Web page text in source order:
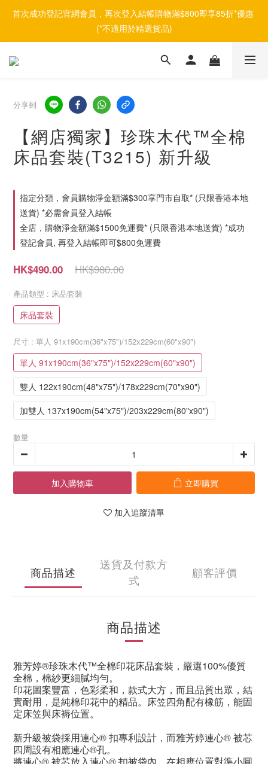
首次成功登記官網會員，再次登入結帳購物滿$800即享85折*優惠
(*不適用於精選貨品)
分享到
【網店獨家】珍珠木代™全棉
床品套裝(T3215) 新升級
指定分類，會員購物淨金額滿$300享門市自取* (只限香港本地
送貨) *必需會員登入結帳
全店，購物淨金額滿$1500免運費* (只限香港本地送貨) *成功
登記會員, 再登入結帳即可$800免運費
HK$980.00
HK$490.00
產品類型 : 床品套裝
床品套裝
尺寸 : 單人 91x190cm(36"x75")/152x229cm(60"x90")
單人 91x190cm(36"x75")/152x229cm(60"x90")
雙人 122x190cm(48"x75")/178x229cm(70"x90")
加雙人 137x190cm(54"x75")/203x229cm(80"x90")
數量
加入購物車 立即購買
加入追蹤清單
商品描述
送貨及付款方
式
顧客評價
商品描述
雅芳婷®珍珠木代™全棉印花床品套裝，嚴選100%優質
全棉，棉紗更細膩均勻。
印花圖案豐富，色彩柔和，款式大方，而且品質出眾，結
實耐用，是純棉印花中的精品。床笠四角配有橡筋，能固
定床笠與床褥位置。
新升級被袋採用連心®扣專利設計， 而雅芳婷連心®被芯
四周設有相應連心®孔。